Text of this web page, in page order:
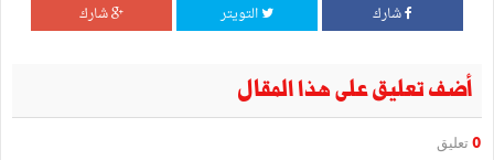
شارك التويتر شارك
أضف تعليق على هذا المقال
0 تعليق